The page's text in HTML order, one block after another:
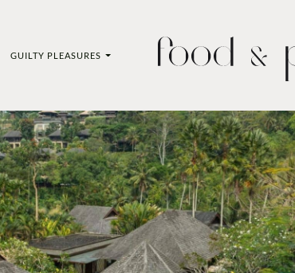
GUILTY PLEASURES